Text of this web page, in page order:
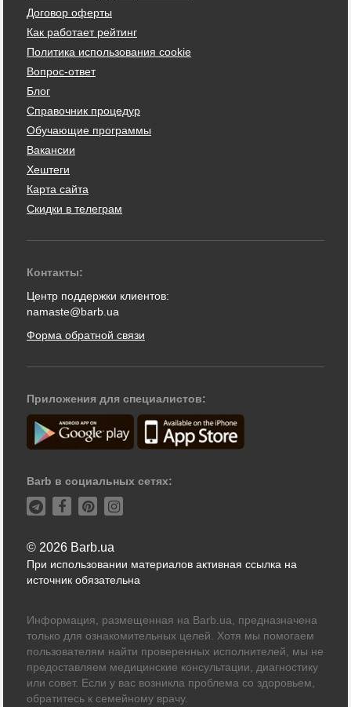
Договор оферты
Как работает рейтинг
Политика использования cookie
Вопрос-ответ
Блог
Справочник процедур
Обучающие программы
Вакансии
Хештеги
Карта сайта
Скидки в телеграм
Контакты:
Центр поддержки клиентов:
namaste@barb.ua
Форма обратной связи
Приложения для специалистов:
Barb в социальных сетях:
© 2026 Barb.ua
При использовании материалов активная ссылка на
источник обязательна
Информация, размещенная на Barb.ua, предназначена
только для ознакомительных целей. Хотя мы помогаем
пользователям найти проверенных исполнителей, мы не
предоставляем медицинские консультации, диагностику
или совет. Если у вас возникла проблема со здоровьем,
обратитесь к семейному врачу.